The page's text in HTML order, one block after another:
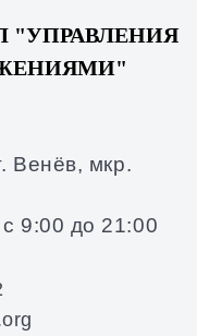
"УПРАВЛЕНИЯ
Венёв, мкр.
9:00 до 21:00